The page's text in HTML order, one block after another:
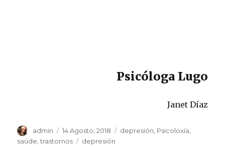
Psicóloga Lugo
Janet Díaz
Autor
admin
Publicado
o
14 Agosto, 2018 Categorias
depresión Psicoloxía
saúde ,trastornos Etiquetas
depresión